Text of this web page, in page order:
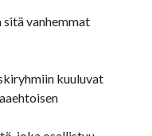
vanhemmat
kuuluvat